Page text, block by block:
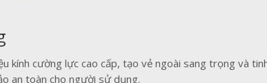
kính cường lực cao cấp, tạo vẻ ngoài sang trọng và
an toàn cho người sử dụng.